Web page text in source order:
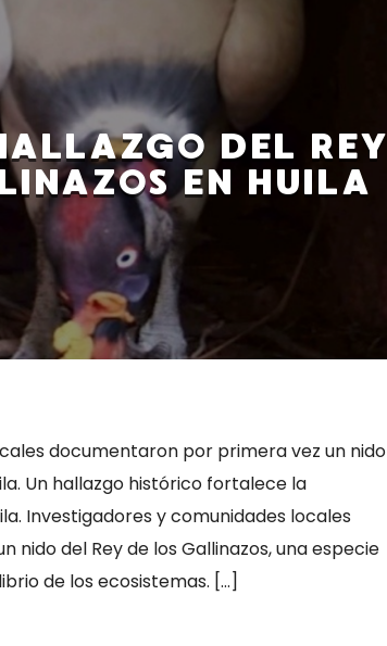
DEL REY
EN HUILA
documentaron por primera vez un nido
Un hallazgo histórico fortalece la
Investigadores y comunidades locales
del Rey de los Gallinazos, una especie
de los ecosistemas. […]